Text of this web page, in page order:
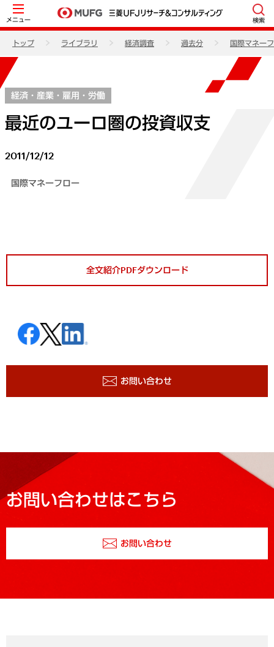
メニュー 検索
トップ ライブラリ 経済調査 過去分 国際マネー
経済・産業・雇用・労働
最近のユーロ圏の投資収支
2011/12/12
国際マネーフロー
全文紹介PDFダウンロード
お問い合わせ
お問い合わせはこちら
お問い合わせ